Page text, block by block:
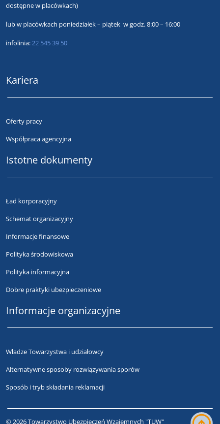
dostępne w placówkach)
lubw placówkach poniedziałek – piątek w godz. 8:00 – 16:00
infolinia:22 545 39 50
Kariera
Oferty pracy
Współpraca agencyjna
Istotne dokumenty
Ład korporacyjny
Schemat organizacyjny
Informacje finansowe
Polityka środowiskowa
Polityka informacyjna
Dobre praktyki ubezpieczeniowe
Informacje organizacyjne
Władze Towarzystwa i udziałowcy
Alternatywne sposoby rozwiązywania sporów
Sposób i tryb składania reklamacji
© 2026 Towarzystwo Ubezpieczeń Wzajemnych "TUW"